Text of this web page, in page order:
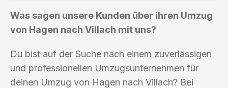
Was sagen unsere Kunden über ihren Umzug
von Hagen nach Villach mit uns?
Du bist auf der Suche nach einem zuverlässigen
und professionellen Umzugsunternehmen für
deinen Umzug von Hagen nach Villach? Bei